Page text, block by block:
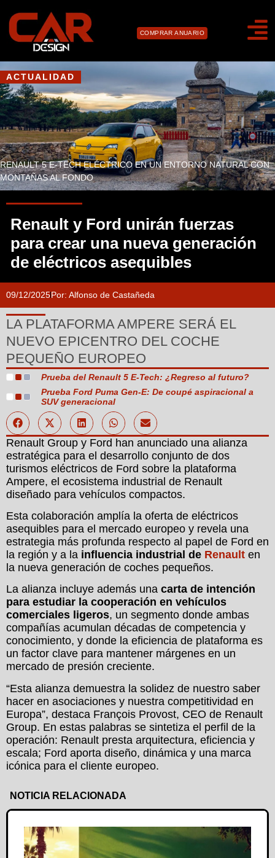
COMPRAR ANUARIO
ACTUALIDAD
RENAULT 5 E-TECH ELÉCTRICO EN UN ENTORNO NATURAL CON
MONTAÑAS AL FONDO
Renault y Ford unirán fuerzas
para crear una nueva generación
de eléctricos asequibles
09/12/2025Por: Alfonso de Castañeda
LA PLATAFORMA AMPERE SERÁ EL
NUEVO EPICENTRO DEL COCHE
PEQUEÑO EUROPEO
Prueba del Renault 5 E-Tech: ¿Regreso al futuro?
Prueba Ford Puma Gen-E: De coupé aspiracional a
SUV generacional
Renault Group y Ford han anunciado una alianza
estratégica para el desarrollo conjunto de dos
turismos eléctricos de Ford sobre la plataforma
Ampere, el ecosistema industrial de Renault
diseñado para vehículos compactos.
Esta colaboración amplía la oferta de eléctricos
asequibles para el mercado europeo y revela una
estrategia más profunda respecto al papel de Ford en
la región y a la influencia industrial de Renault en
la nueva generación de coches pequeños.
La alianza incluye además una carta de intención
para estudiar la cooperación en vehículos
comerciales ligeros, un segmento donde ambas
compañías acumulan décadas de competencia y
conocimiento, y donde la eficiencia de plataforma es
un factor clave para mantener márgenes en un
mercado de presión creciente.
“Esta alianza demuestra la solidez de nuestro saber
hacer en asociaciones y nuestra competitividad en
Europa”, destaca François Provost, CEO de Renault
Group. En estas palabras se sintetiza el perfil de la
operación: Renault presta arquitectura, eficiencia y
escala; Ford aporta diseño, dinámica y una marca
icónica para el cliente europeo.
NOTICIA RELACIONADA